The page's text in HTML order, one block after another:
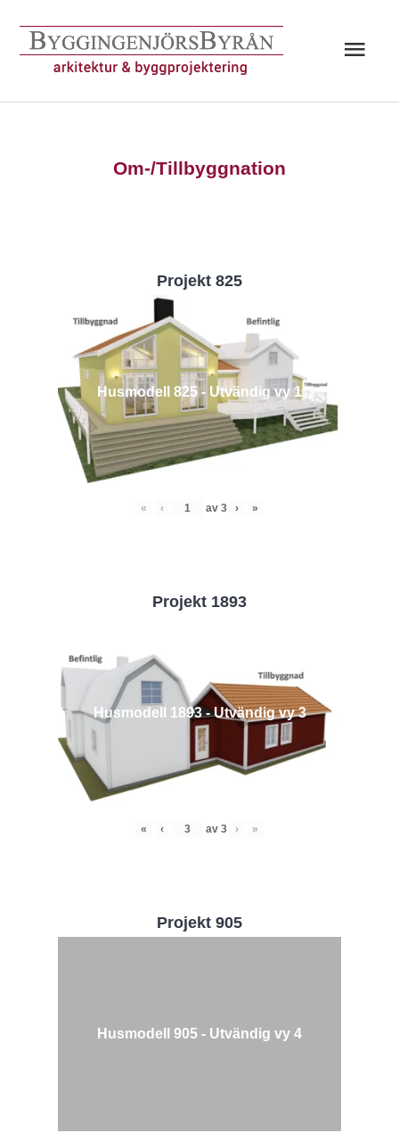
innehåll
Om-/Tillbyggnation
Projekt 825
Husmodell 825 - Utvändig vy 1
« ‹ av 3 › »
Projekt 1893
Husmodell 1893 - Utvändig vy 3
« ‹ av 3 › »
Projekt 905
Husmodell 905 - Utvändig vy 4